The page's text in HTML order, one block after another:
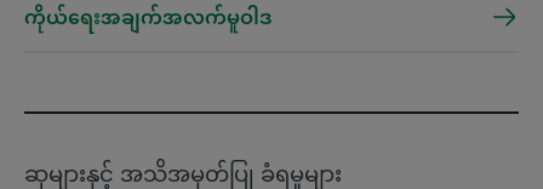
ကိုယ်ရေးအချက်အလက်မူဝါဒ
ဆုများနှင့် အသိအမှတ်ပြု ခံရမှုများ